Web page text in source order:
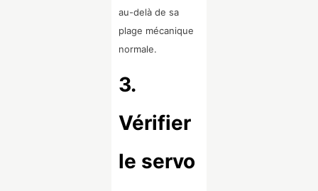
au-delà de sa
plage mécanique
normale.
3.
Vérifier
le servo